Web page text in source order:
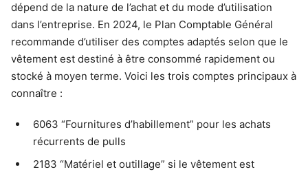
dépend de la nature de l’achat et du mode d’utilisation
dans l’entreprise. En 2024, le Plan Comptable Général
recommande d’utiliser des comptes adaptés selon que le
vêtement est destiné à être consommé rapidement ou
stocké à moyen terme. Voici les trois comptes principaux à
connaître :
6063 “Fournitures d’habillement” pour les achats
récurrents de pulls
2183 “Matériel et outillage” si le vêtement est